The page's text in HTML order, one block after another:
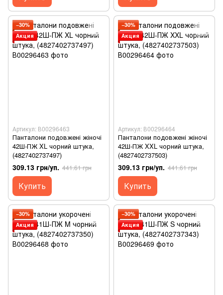
−30%
Акция
Артикул: В00296463
Панталони подовжені жіночі
42Ш-ПЖ XL чорний штука,
(4827402737497)
309.13 грн/уп. 441.61 грн
Купить
−30%
Акция
Артикул: В00296464
Панталони подовжені жіночі
42Ш-ПЖ XXL чорний штука,
(4827402737503)
309.13 грн/уп. 441.61 грн
Купить
−30%
Акция
−30%
Акция